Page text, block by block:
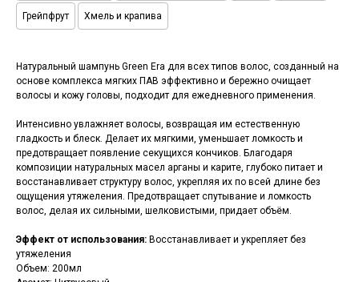
Грейпфрут Хмель и крапива
Натуральный шампунь Green Era для всех типов волос, созданный на
основе комплекса мягких ПАВ эффективно и бережно очищает
волосы и кожу головы, подходит для ежедневного применения.
Интенсивно увлажняет волосы, возвращая им естественную
гладкость и блеск. Делает их мягкими, уменьшает ломкость и
предотвращает появление секущихся кончиков. Благодаря
композиции натуральных масел арганы и карите, глубоко питает и
восстанавливает структуру волос, укрепляя их по всей длине без
ощущения утяжеления. Предотвращает спутывание и ломкость
волос, делая их сильными, шелковистыми, придает объём.
Эффект от использования: Восстанавливает и укрепляет без
утяжеления
Объем: 200мл